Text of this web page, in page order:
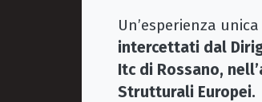
Un’esperienza
intercettati dal
Itc di Rossano,
Strutturali Europei.